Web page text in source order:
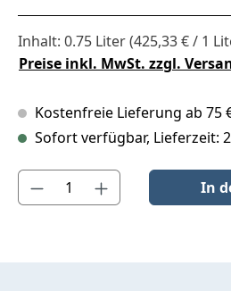
Inhalt: 0.75 Liter(425,33 € / 1
Preise inkl. MwSt. zzgl.
Kostenfreie Lieferung ab 75
Sofort verfügbar, Lieferzeit:
Produkt Anzahl: Gib den
In